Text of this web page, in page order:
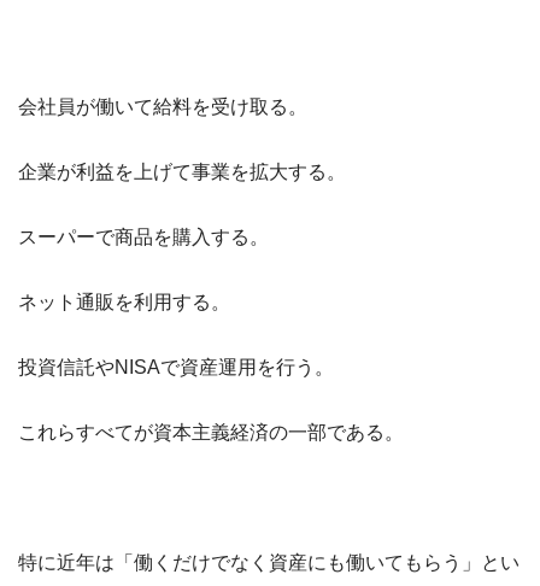
会社員が働いて給料を受け取る。
企業が利益を上げて事業を拡大する。
スーパーで商品を購入する。
ネット通販を利用する。
投資信託やNISAで資産運用を行う。
これらすべてが資本主義経済の一部である。
特に近年は「働くだけでなく資産にも働いてもらう」とい